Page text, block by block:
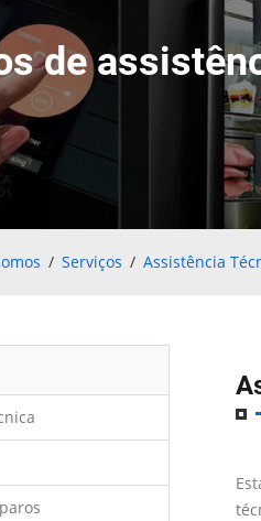
de
Serviços Assistência